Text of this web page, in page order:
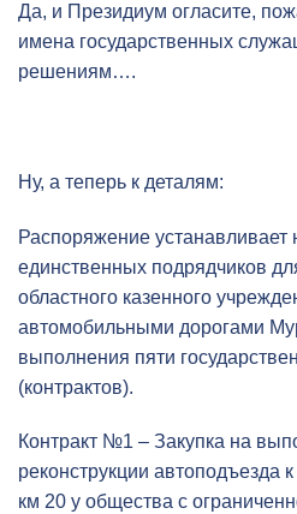
Да, и Президиум огласите,
имена государственных
решениям….
Ну, а теперь к деталям:
Распоряжение устанавливает
единственных подрядчиков
областного казенного
автомобильными дорогами
выполнения пяти
(контрактов).
Контракт №1 – Закупка на
реконструкции автоподъезда
км 20 у общества с